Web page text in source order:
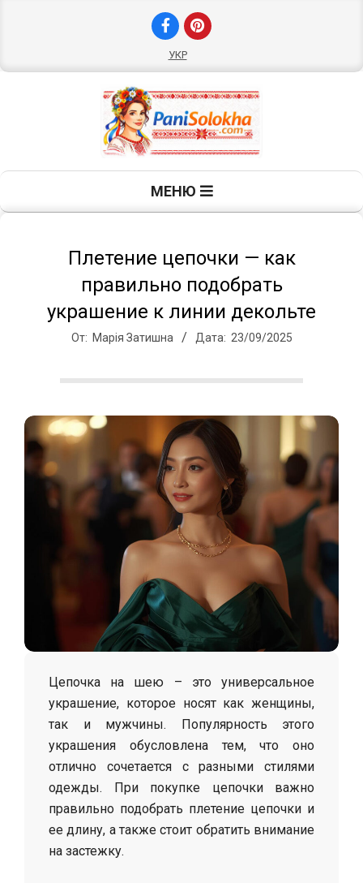
УКР
П
а
о
л
МЕНЮ
Плетение цепочки — как
правильно подобрать
украшение к линии декольте
От: Марія Затишна Дата: 23/09/2025
Цепочка на шею – это универсальное
украшение, которое носят как женщины,
так и мужчины. Популярность этого
украшения обусловлена тем, что оно
отлично сочетается с разными стилями
одежды. При покупке цепочки важно
правильно подобрать плетение цепочки и
ее длину, а также стоит обратить внимание
на застежку.